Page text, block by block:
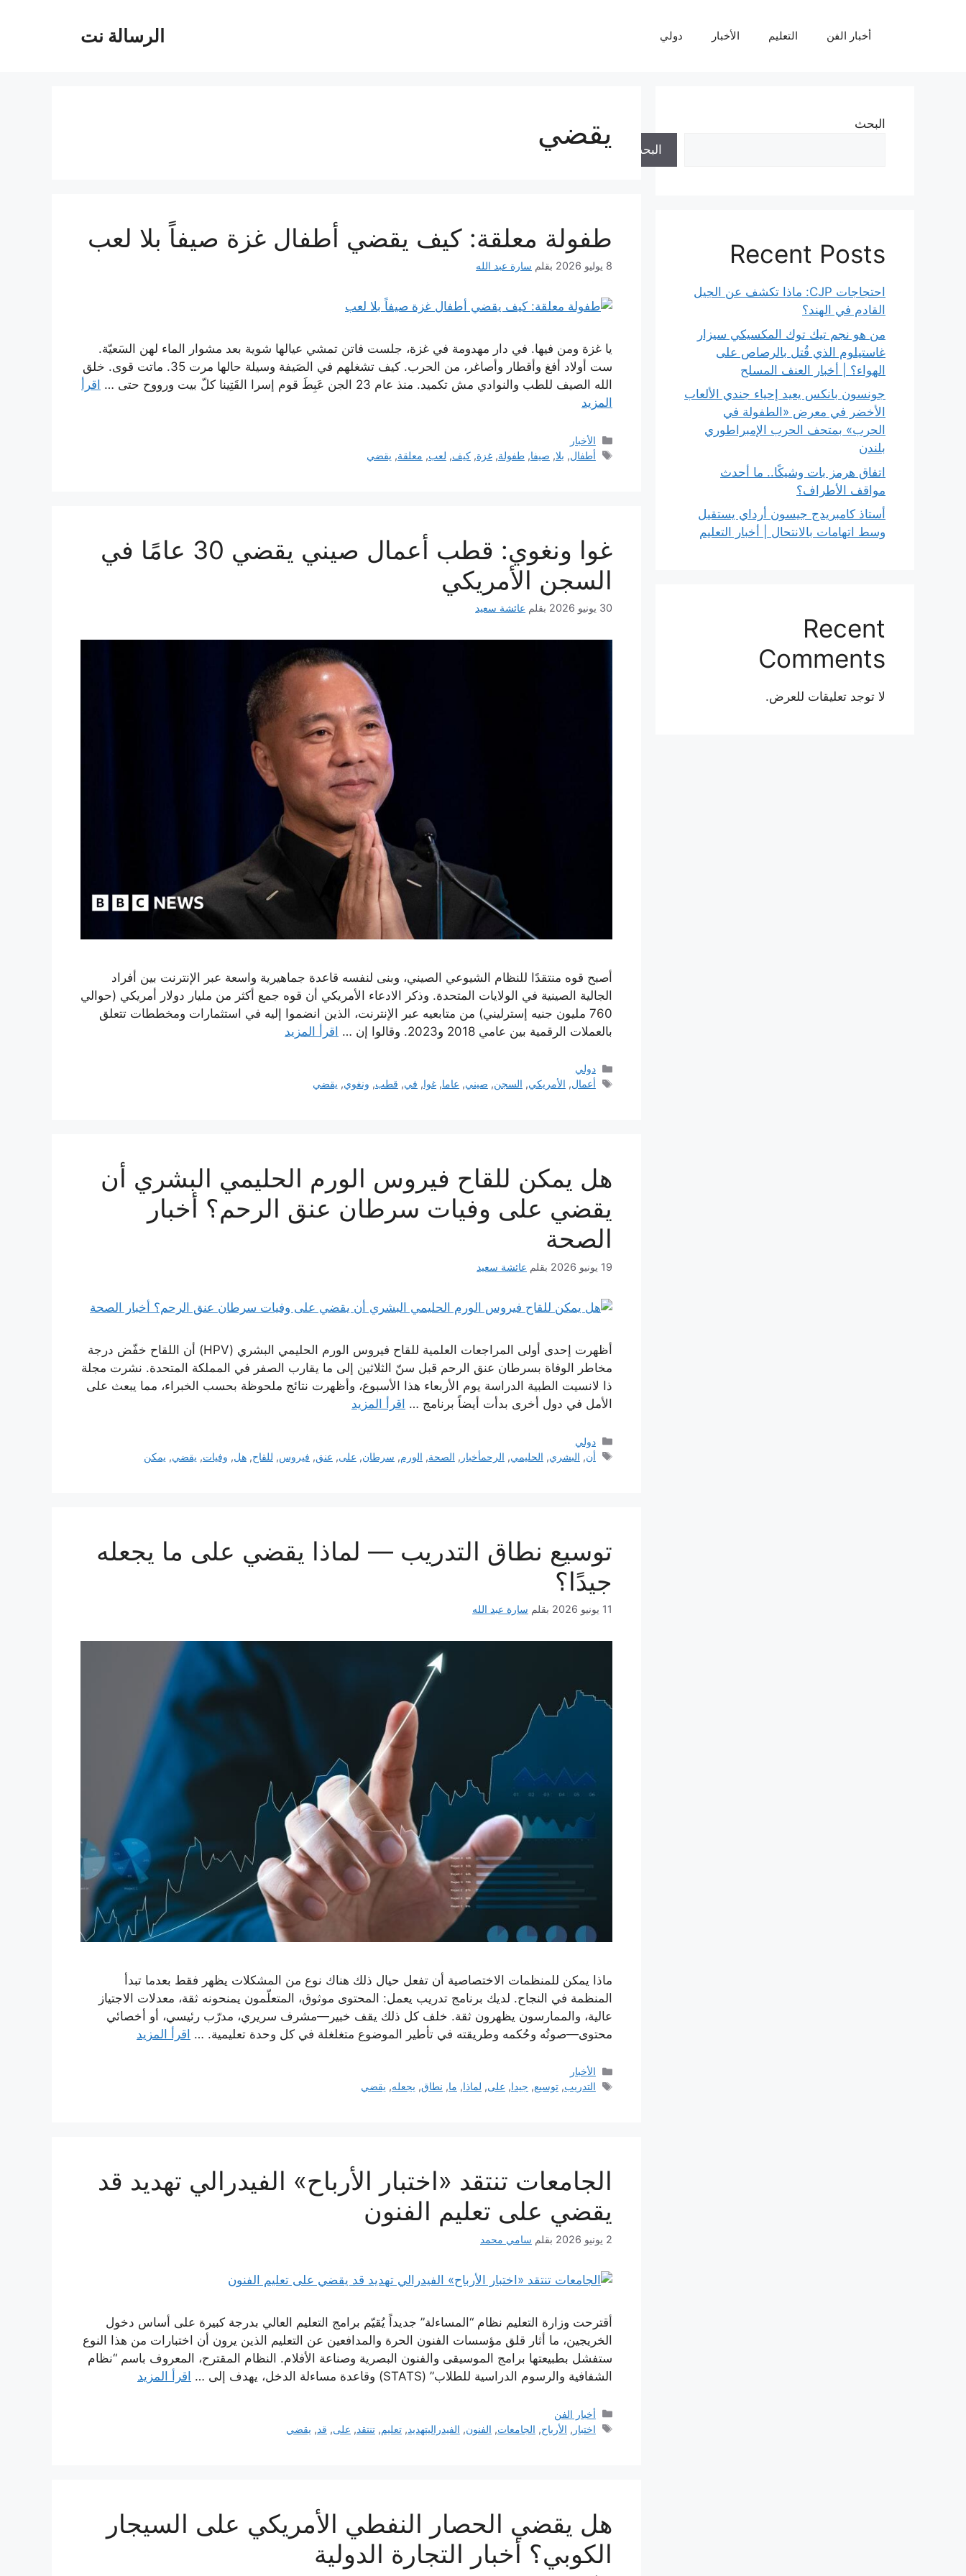
الرسالة نت أخبار الفن التعليم الأخبار دولي
يقضي
طفولة معلقة: كيف يقضي أطفال غزة صيفاً بلا لعب
8 يوليو 2026 بقلم سارة عبد الله
يا غزة ومن فيها. في دار مهدومة في غزة، جلست فاتن تمشي عيالها شوية بعد مشوار الماء لهن السَعيّة.
ست أولاد أفغ وأقطار وأصاغر، من الحرب. كيف تشغلهم في الصَيفة وسيلة حالها مرت 35. ماتت قوى. خلق
الله الصيف للطب والنوادي مش تكميد. منذ عام 23 الجن عَبِطَ قوم إسرا القَتِينا كلّ بيت ورووح حتى …
اقرأ
المزيد
التصنيفات
الأخبار
الوسوم
أطفال, بلا, صيفا,طفولة,غزة,كيف, لعب, معلقة, يقضي
غوا ونغوي: قطب أعمال صيني يقضي 30 عامًا في
السجن الأمريكي
30 يونيو 2026 بقلم عائشة سعيد
أصبح قوه منتقدًا للنظام الشيوعي الصيني، وبنى لنفسه قاعدة جماهيرية واسعة عبر الإنترنت بين أفراد
الجالية الصينية في الولايات المتحدة. وذكر الادعاء الأمريكي أن قوه جمع أكثر من مليار دولار أمريكي (حوالي
760 مليون جنيه إسترليني) من متابعيه عبر الإنترنت، الذين انضموا إليه في استثمارات ومخططات تتعلق
بالعملات الرقمية بين عامي 2018 و2023. وقالوا إن …
اقرأ المزيد
التصنيفات
دولي
الوسوم
أعمال, الأمريكي, السجن, صيني, عاما,غوا, في, قطب, ونغوي, يقضي
هل يمكن للقاح فيروس الورم الحليمي البشري أن
يقضي على وفيات سرطان عنق الرحم؟ أخبار
الصحة
19 يونيو 2026 بقلم عائشة سعيد
أظهرت إحدى أولى المراجعات العلمية للقاح فيروس الورم الحليمي البشري (HPV) أن اللقاح خفّض درجة
مخاطر الوفاة بسرطان عنق الرحم قبل سنّ الثلاثين إلى ما يقارب الصفر في المملكة المتحدة. نشرت مجلة
ذا لانسيت الطبية الدراسة يوم الأربعاء هذا الأسبوع، وأظهرت نتائج ملحوظة بحسب الخبراء، مما يبعث على
الأمل في دول أخرى بدأت أيضاً برنامج … اقرأ المزيد
التصنيفات
دولي
الوسوم
أن, البشري, الحليمي, الرحمأخبار , الصحة, الورم, سرطان, على, عنق, فيروس, للقاح,هل, وفيات, يقضي, يمكن
توسيع نطاق التدريب — لماذا يقضي على ما يجعله
جيدًا؟
11 يونيو 2026 بقلم سارة عبد الله
ماذا يمكن للمنظمات الاختصاصية أن تفعل حيال ذلك هناك نوع من المشكلات يظهر فقط بعدما تبدأ
المنظمة في النجاح. لديك برنامج تدريب يعمل: المحتوى موثوق، المتعلّمون يمنحونه ثقة، معدلات الاجتياز
عالية، والممارسون يظهرون ثقة. خلف كل ذلك يقف خبير—مشرف سريري، مدرّب رئيسي، أو أخصائي
محتوى—صوتُه وحُكمه وطريقته في تأطير الموضوع متغلغلة في كل وحدة تعليمية. … اقرأ المزيد
التصنيفات
الأخبار
الوسوم
التدريب,توسيع, جيدا, على, لماذا, ما, نطاق, يجعله, يقضي
الجامعات تنتقد «اختبار الأرباح» الفيدرالي تهديد قد
يقضي على تعليم الفنون
2 يونيو 2026 بقلم سامي محمد
أقترحت وزارة التعليم نظام “المساءلة” جديداً يُقيّم برامج التعليم العالي بدرجة كبيرة على أساس دخول
الخريجين، ما أثار قلق مؤسسات الفنون الحرة والمدافعين عن التعليم الذين يرون أن اختبارات من هذا النوع
ستفشل بطبيعتها برامج الموسيقى والفنون البصرية وصناعة الأفلام. النظام المقترح، المعروف باسم “نظام
الشفافية والرسوم الدراسية للطلاب” (STATS) وقاعدة مساءلة الدخل، يهدف إلى …
اقرأ المزيد
التصنيفات
أخبار الفن
الوسوم
اختبار , الأرباح, الجامعات, الفنون, الفيدراليتهديد,تعليم,تنتقد, على, قد, يقضي
هل يقضي الحصار النفطي الأمريكي على السيجار
الكوبي؟ أخبار التجارة الدولية
البحث
البحث
Recent Posts
احتجاجات CJP: ماذا تكشف عن الجيل
القادم في الهند؟
من هو نجم تيك توك المكسيكي سيزار
غاستيلوم الذي قُتل بالرصاص على
الهواء؟ | أخبار العنف المسلح
جونسون بانكس يعيد إحياء جندي الألعاب
الأخضر في معرض «الطفولة في
الحرب» بمتحف الحرب الإمبراطوري
بلندن
اتفاق هرمز بات وشيكًا.. ما أحدث
مواقف الأطراف؟
أستاذ كامبريدج جيسون أرداي يستقيل
وسط اتهامات بالانتحال | أخبار التعليم
Recent
Comments
لا توجد تعليقات للعرض.